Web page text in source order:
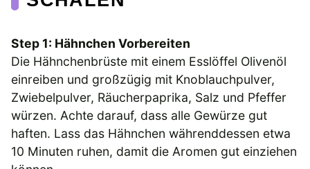
Step 1: Hähnchen Vorbereiten
Die Hähnchenbrüste mit einem Esslöffel Olivenöl
einreiben und großzügig mit Knoblauchpulver,
Zwiebelpulver, Räucherpaprika, Salz und Pfeffer
würzen. Achte darauf, dass alle Gewürze gut
haften. Lass das Hähnchen währenddessen etwa
10 Minuten ruhen, damit die Aromen gut einziehen